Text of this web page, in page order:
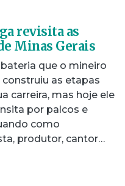
revisita as
Minas Gerais
que o mineiro
construiu as etapas
carreira, mas hoje ele
por palcos e
como
produtor, cantor…